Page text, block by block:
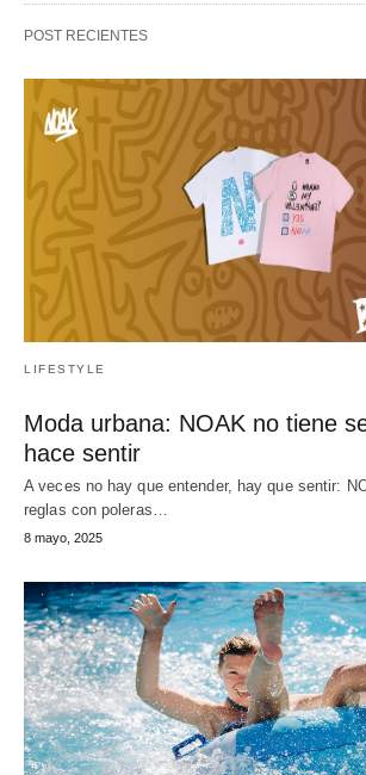
POST RECIENTES
LIFESTYLE
Moda urbana: NOAK no tiene
hace sentir
A veces no hay que entender, hay que sentir:
reglas con poleras…
8 mayo, 2025